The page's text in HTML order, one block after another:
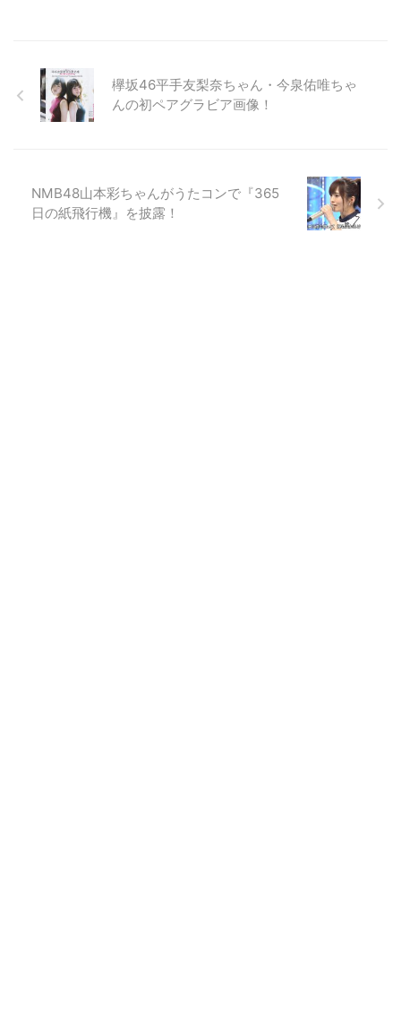
欅坂46平手友梨奈ちゃん・今泉佑唯ちゃ
んの初ペアグラビア画像！
NMB48山本彩ちゃんがうたコンで『365
日の紙飛行機』を披露！